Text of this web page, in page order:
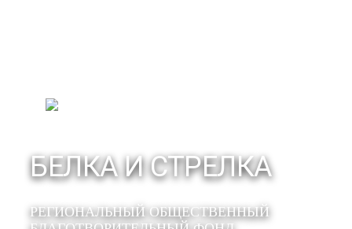
БЕЛКА И СТРЕЛКА
РЕГИОНАЛЬНЫЙ ОБЩЕСТВЕННЫЙ